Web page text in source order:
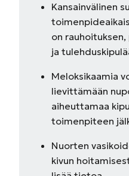
Kansainvälinen
on
ja
Meloksikaamia
lievittämään
aiheuttamaa
toimenpiteen
Nuorten
kivun